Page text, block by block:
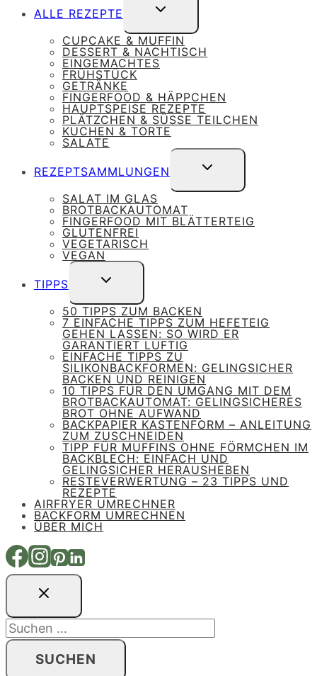
ALLE REZEPTE
UNTERMENÜ
UMSCHALTEN
CUPCAKE & MUFFIN
DESSERT & NACHTISCH
EINGEMACHTES
FRÜHSTÜCK
GETRÄNKE
FINGERFOOD & HÄPPCHEN
HAUPTSPEISE REZEPTE
PLÄTZCHEN & SÜSSE TEILCHEN
KUCHEN & TORTE
SALATE
REZEPTSAMMLUNGEN
UNTERMENÜ
UMSCHALTEN
SALAT IM GLAS
BROTBACKAUTOMAT
FINGERFOOD MIT BLÄTTERTEIG
GLUTENFREI
VEGETARISCH
VEGAN
TIPPS
UNTERMENÜ
UMSCHALTEN
50 TIPPS ZUM BACKEN
7 EINFACHE TIPPS ZUM HEFETEIG
GEHEN LASSEN: SO WIRD ER
GARANTIERT LUFTIG
EINFACHE TIPPS ZU
SILIKONBACKFORMEN: GELINGSICHER
BACKEN UND REINIGEN
10 TIPPS FÜR DEN UMGANG MIT DEM
BROTBACKAUTOMAT: GELINGSICHERES
BROT OHNE AUFWAND
BACKPAPIER KASTENFORM – ANLEITUNG
ZUM ZUSCHNEIDEN
TIPP FÜR MUFFINS OHNE FÖRMCHEN IM
BACKBLECH: EINFACH UND
GELINGSICHER HERAUSHEBEN
RESTEVERWERTUNG – 23 TIPPS UND
REZEPTE
AIRFRYER UMRECHNER
BACKFORM UMRECHNEN
ÜBER MICH
Suchen
nach: